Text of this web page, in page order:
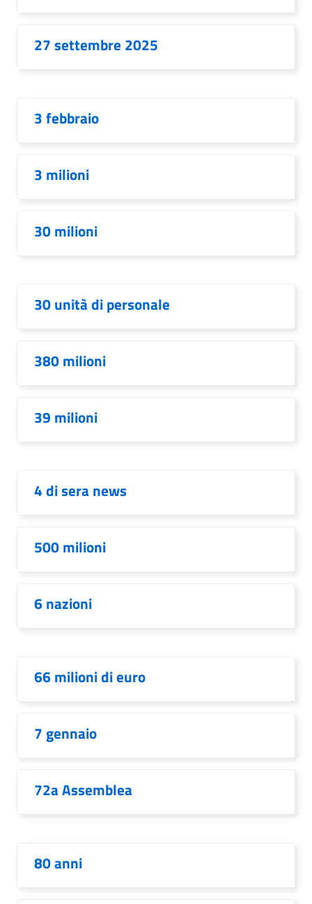
27 settembre 2025
3 febbraio
3 milioni
30 milioni
30 unità di personale
380 milioni
39 milioni
4 di sera news
500 milioni
6 nazioni
66 milioni di euro
7 gennaio
72a Assemblea
80 anni